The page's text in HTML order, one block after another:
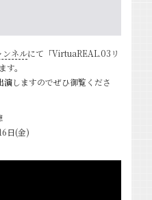
ネルにて「VirtuaREAL.03リ
。
演しますのでぜひ御覧くださ
日(金)